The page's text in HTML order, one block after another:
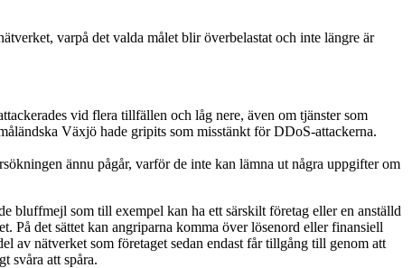
varpå det valda målet blir överbelastat och inte längre är
vid flera tillfällen och låg nere, även om tjänster som
Växjö hade gripits som misstänkt för DDoS-attackerna.
ännu pågår, varför de inte kan lämna ut några uppgifter om
bluffmejl som till exempel kan ha ett särskilt företag eller en anställd
På det sättet kan angriparna komma över lösenord eller finansiell
av nätverket som företaget sedan endast får tillgång till genom att
svåra att spåra.